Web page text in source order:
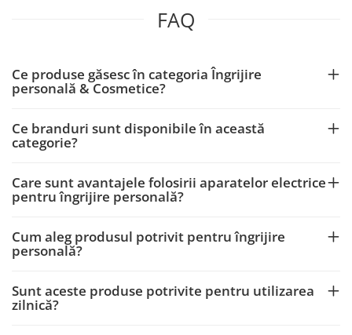
FAQ
Ce produse găsesc în categoria Îngrijire
personală & Cosmetice?
Ce branduri sunt disponibile în această
categorie?
Care sunt avantajele folosirii aparatelor electrice
pentru îngrijire personală?
Cum aleg produsul potrivit pentru îngrijire
personală?
Sunt aceste produse potrivite pentru utilizarea
zilnică?